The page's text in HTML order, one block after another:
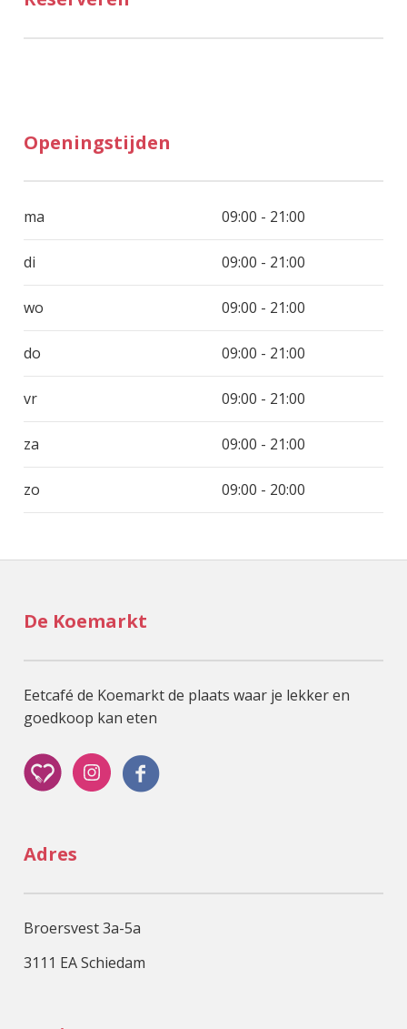
Openingstijden
ma 09:00 - 21:00
di 09:00 - 21:00
wo 09:00 - 21:00
do 09:00 - 21:00
vr 09:00 - 21:00
za 09:00 - 21:00
zo 09:00 - 20:00
De Koemarkt
Eetcafé de Koemarkt de plaats waar je lekker en
goedkoop kan eten
Adres
Broersvest 3a-5a
3111 EA Schiedam